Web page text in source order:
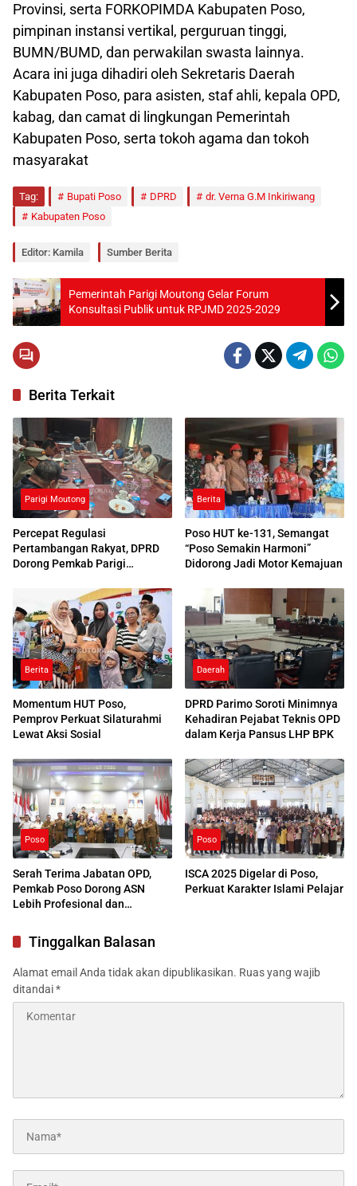
Provinsi, serta FORKOPIMDA Kabupaten Poso,
pimpinan instansi vertikal, perguruan tinggi,
BUMN/BUMD, dan perwakilan swasta lainnya.
Acara ini juga dihadiri oleh Sekretaris Daerah
Kabupaten Poso, para asisten, staf ahli, kepala OPD,
kabag, dan camat di lingkungan Pemerintah
Kabupaten Poso, serta tokoh agama dan tokoh
masyarakat
Tag: Bupati Poso DPRD
dr. Verna G.M Inkiriwang
Kabupaten Poso
Editor: Kamila Sumber Berita
Pemerintah Parigi Moutong Gelar Forum
Konsultasi Publik untuk RPJMD 2025-2029
Berita Terkait
Parigi Moutong
Percepat Regulasi
Pertambangan Rakyat, DPRD
Dorong Pemkab Parigi
Berita
Poso HUT ke-131, Semangat
“Poso Semakin Harmoni”
Didorong Jadi Motor Kemajuan
Berita
Momentum HUT Poso,
Pemprov Perkuat Silaturahmi
Lewat Aksi Sosial
Daerah
DPRD Parimo Soroti Minimnya
Kehadiran Pejabat Teknis OPD
dalam Kerja Pansus LHP BPK
Poso
Serah Terima Jabatan OPD,
Pemkab Poso Dorong ASN
Lebih Profesional dan
Poso
ISCA 2025 Digelar di Poso,
Perkuat Karakter Islami Pelajar
Tinggalkan Balasan
Alamat email Anda tidak akan dipublikasikan. Ruas yang wajib
ditandai*